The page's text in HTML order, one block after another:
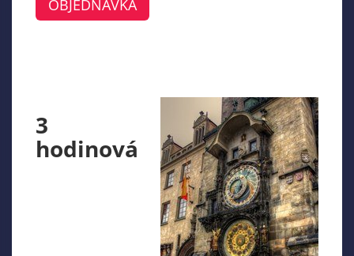
OBJEDNÁVKA
3
hodinová